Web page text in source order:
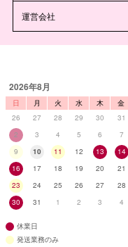
運営会社
2026年8月
日 月 火 水 木 金
26
27 28 29 30 31
2
3 4 5 6 7
9
10 11 12 13 14
16
17 18 19 20 21
23
24 25 26 27 28
30
31 1 2 3 4
休業日
発送業務のみ